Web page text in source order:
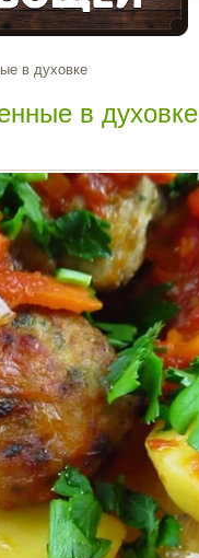
в духовке
в духовке